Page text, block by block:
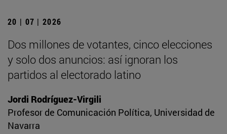
20 | 07 | 2026
Dos millones de votantes, cinco elecciones
y solo dos anuncios: así ignoran los
partidos al electorado latino
Jordi Rodríguez-Virgili
Profesor de Comunicación Política, Universidad de
Navarra